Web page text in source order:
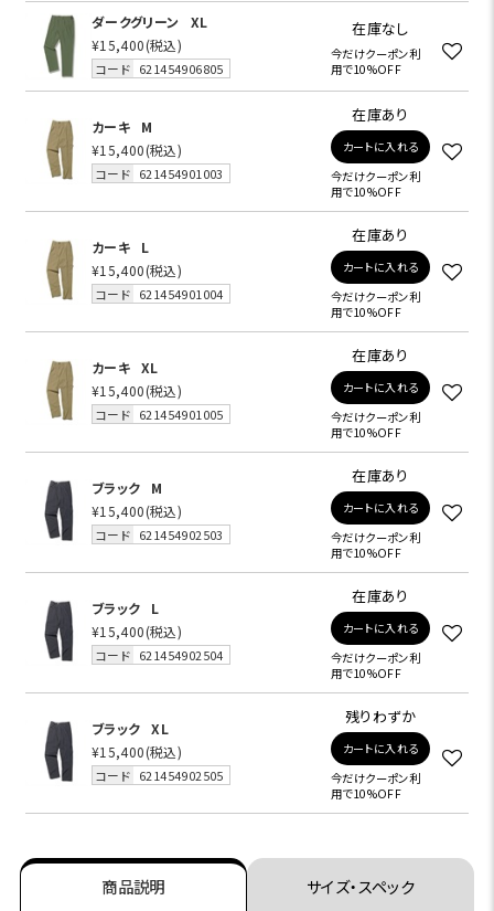
ダークグリーン
XL
¥15,400(税込)
コード 621454906805
在庫なし
今だけクーポン利
用で10%OFF
カーキ
M
¥15,400(税込)
コード 621454901003
在庫あり
カートに入れる
今だけクーポン利
用で10%OFF
カーキ
L
¥15,400(税込)
コード 621454901004
在庫あり
カートに入れる
今だけクーポン利
用で10%OFF
カーキ XL
¥15,400(税込)
コード 621454901005
在庫あり
カートに入れる
今だけクーポン利
用で10%OFF
ブラック
M
¥15,400(税込)
コード 621454902503
在庫あり
カートに入れる
今だけクーポン利
用で10%OFF
ブラック
L
¥15,400(税込)
コード 621454902504
在庫あり
カートに入れる
今だけクーポン利
用で10%OFF
ブラック
XL
¥15,400(税込)
コード 621454902505
残りわずか
カートに入れる
今だけクーポン利
用で10%OFF
商品説明 サイズ・スペック